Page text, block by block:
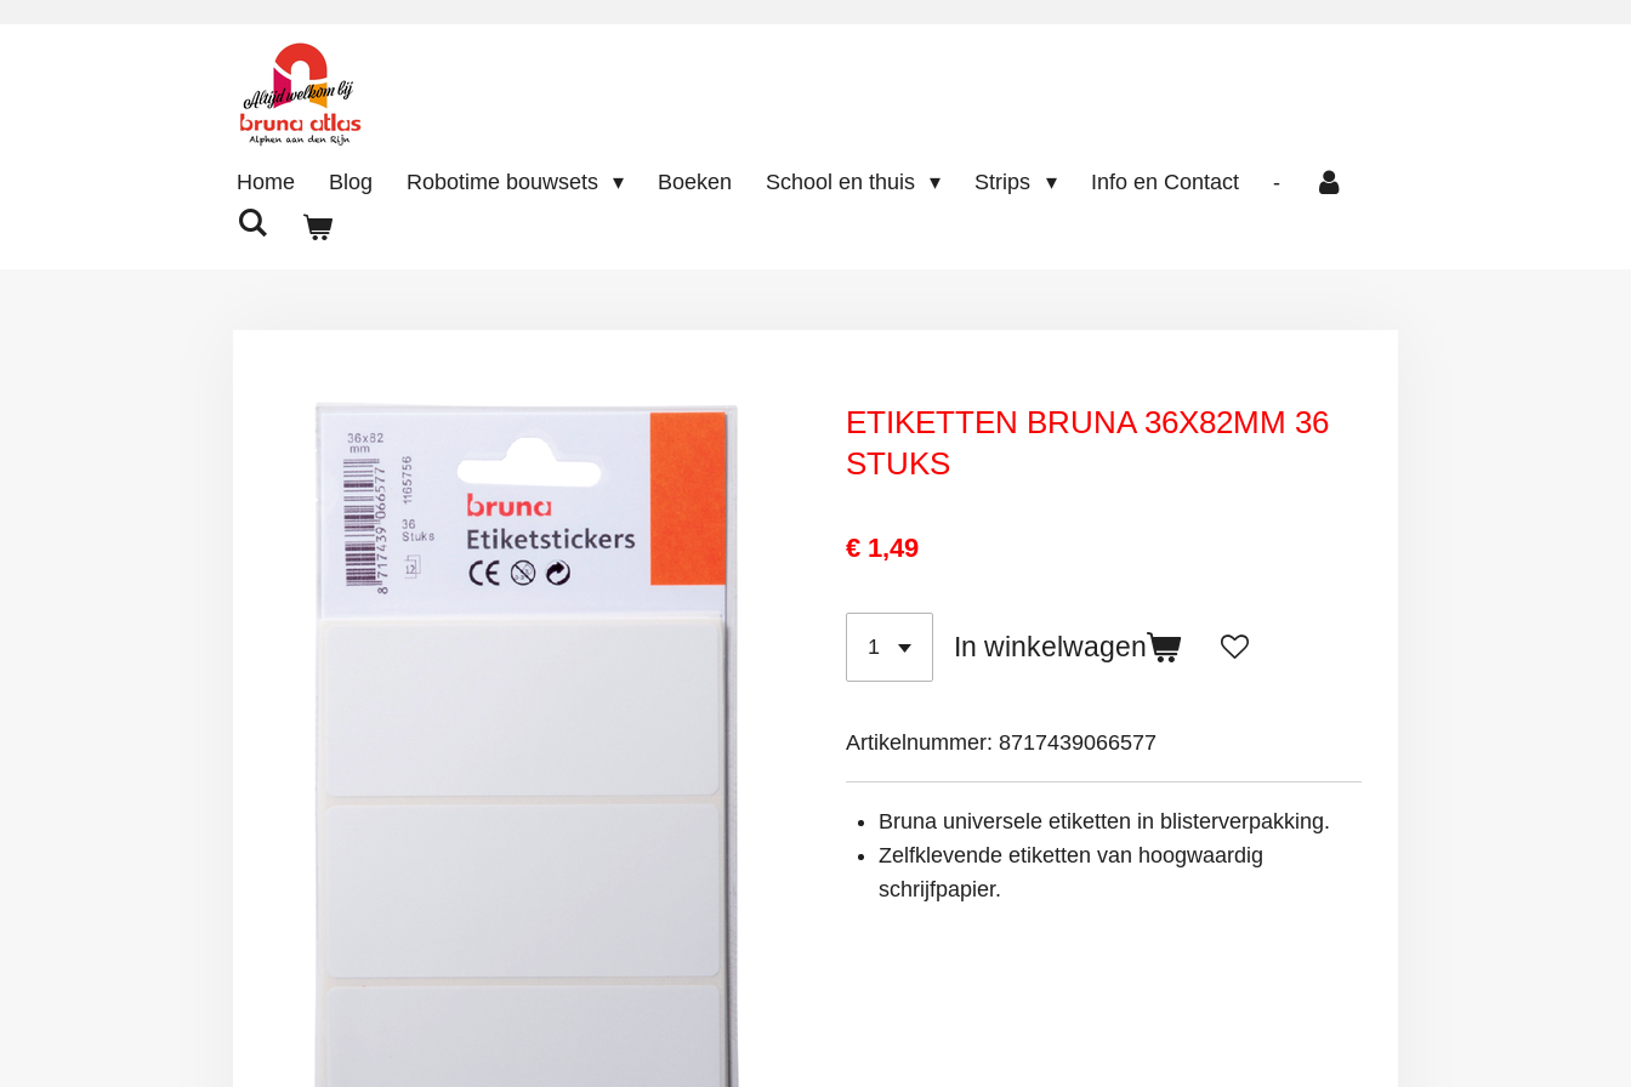
Home Blog Robotime bouwsets Boeken School en thuis Strips Info en Contact -
ETIKETTEN BRUNA 36X82MM 36
STUKS
€ 1,49
In winkelwagen
Artikelnummer: 8717439066577
Bruna universele etiketten in blisterverpakking.
Zelfklevende etiketten van hoogwaardig
schrijfpapier.